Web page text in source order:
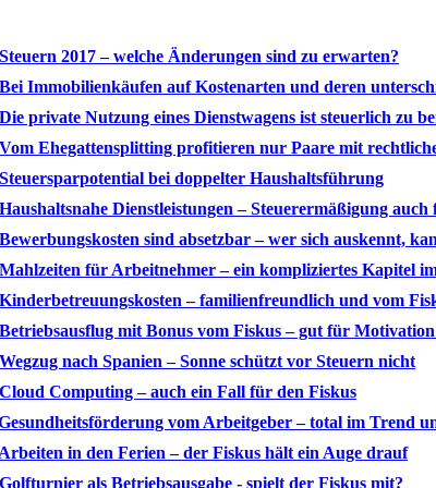
2017 – welche Änderungen sind zu erwarten?
Immobilienkäufen auf Kostenarten und deren
private Nutzung eines Dienstwagens ist steuerlich zu
Ehegattensplitting profitieren nur Paare mit
bei doppelter Haushaltsführung
Dienstleistungen – Steuerermäßigung
sind absetzbar – wer sich auskennt,
für Arbeitnehmer – ein kompliziertes Kapitel
– familienfreundlich und vom
mit Bonus vom Fiskus – gut für
nach Spanien – Sonne schützt vor Steuern nicht
Computing – auch ein Fall für den Fiskus
vom Arbeitgeber – total im Trend
in den Ferien – der Fiskus hält ein Auge drauf
als Betriebsausgabe - spielt der Fiskus mit?